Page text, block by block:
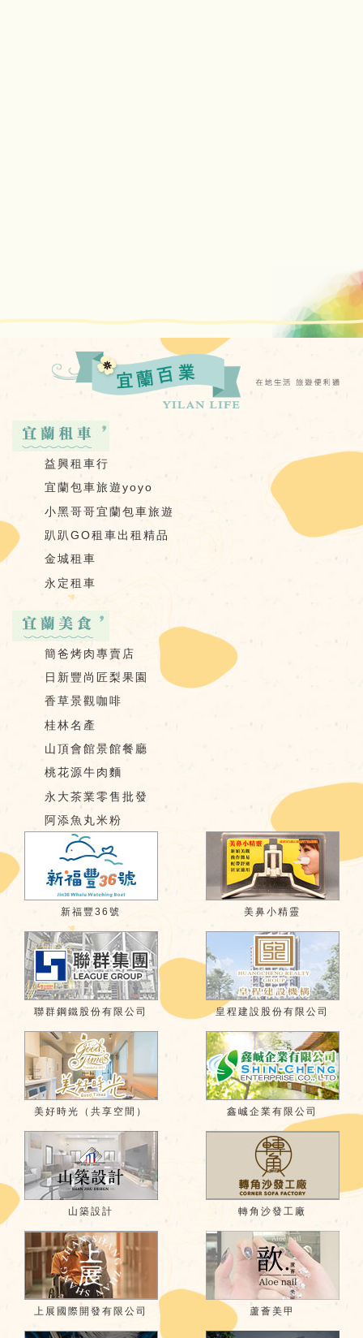
益興租車行
宜蘭包車旅遊yoyo
小黑哥哥宜蘭包車旅遊
趴趴GO租車出租精品
金城租車
永定租車
簡爸烤肉專賣店
日新豐尚匠梨果園
香草景觀咖啡
桂林名產
山頂會館景館餐廳
桃花源牛肉麵
永大茶業零售批發
阿添魚丸米粉
新福豐36號 美鼻小精靈
聯群鋼鐵股份有限公司 皇程建設股份有限公司
美好時光（共享空間） 鑫峸企業有限公司
山築設計 轉角沙發工廠
上展國際開發有限公司 蘆薈美甲